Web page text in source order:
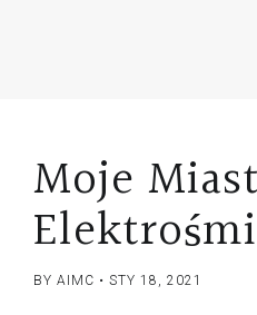
Moje
BY AIMC STY 18, 2021